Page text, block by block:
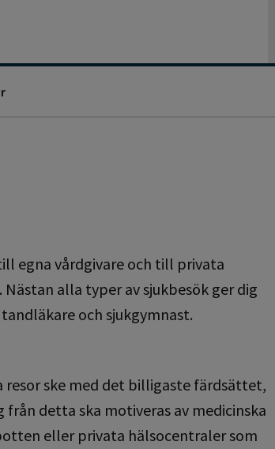
egna vårdgivare och till privata
alla typer av sjukbesök ger dig
och sjukgymnast.
ske med det billigaste färdsättet,
detta ska motiveras av medicinska
eller privata hälsocentraler som